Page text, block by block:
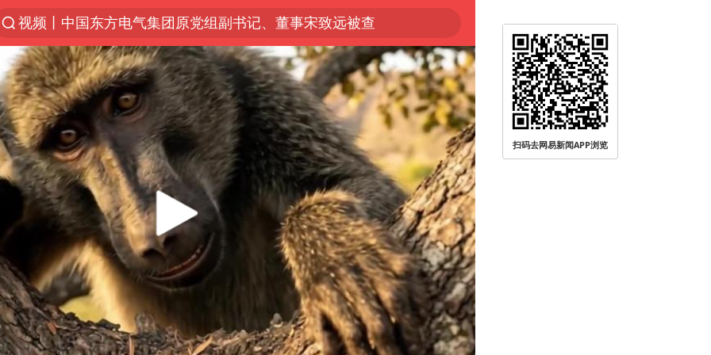
视频丨中国东方电气集团原党组副书记、董事宋致远被查
四川宜宾市珙县发生3.4级地震
白海豚将正面袭击贯穿浙江
香港宏福苑火灾或由烟头引起
中国父女泰国骑摩托车坠崖1死1伤
浙江台州《告全体市民书》
上海多家景点临时闭园或调整运营时间
周末打虎 宋致远被查
台风白海豚实时路径
郑丽文：台湾从来没有“独立”过
女子网购名牌包发现是自己丢的那只
扫码去网易新闻APP浏览